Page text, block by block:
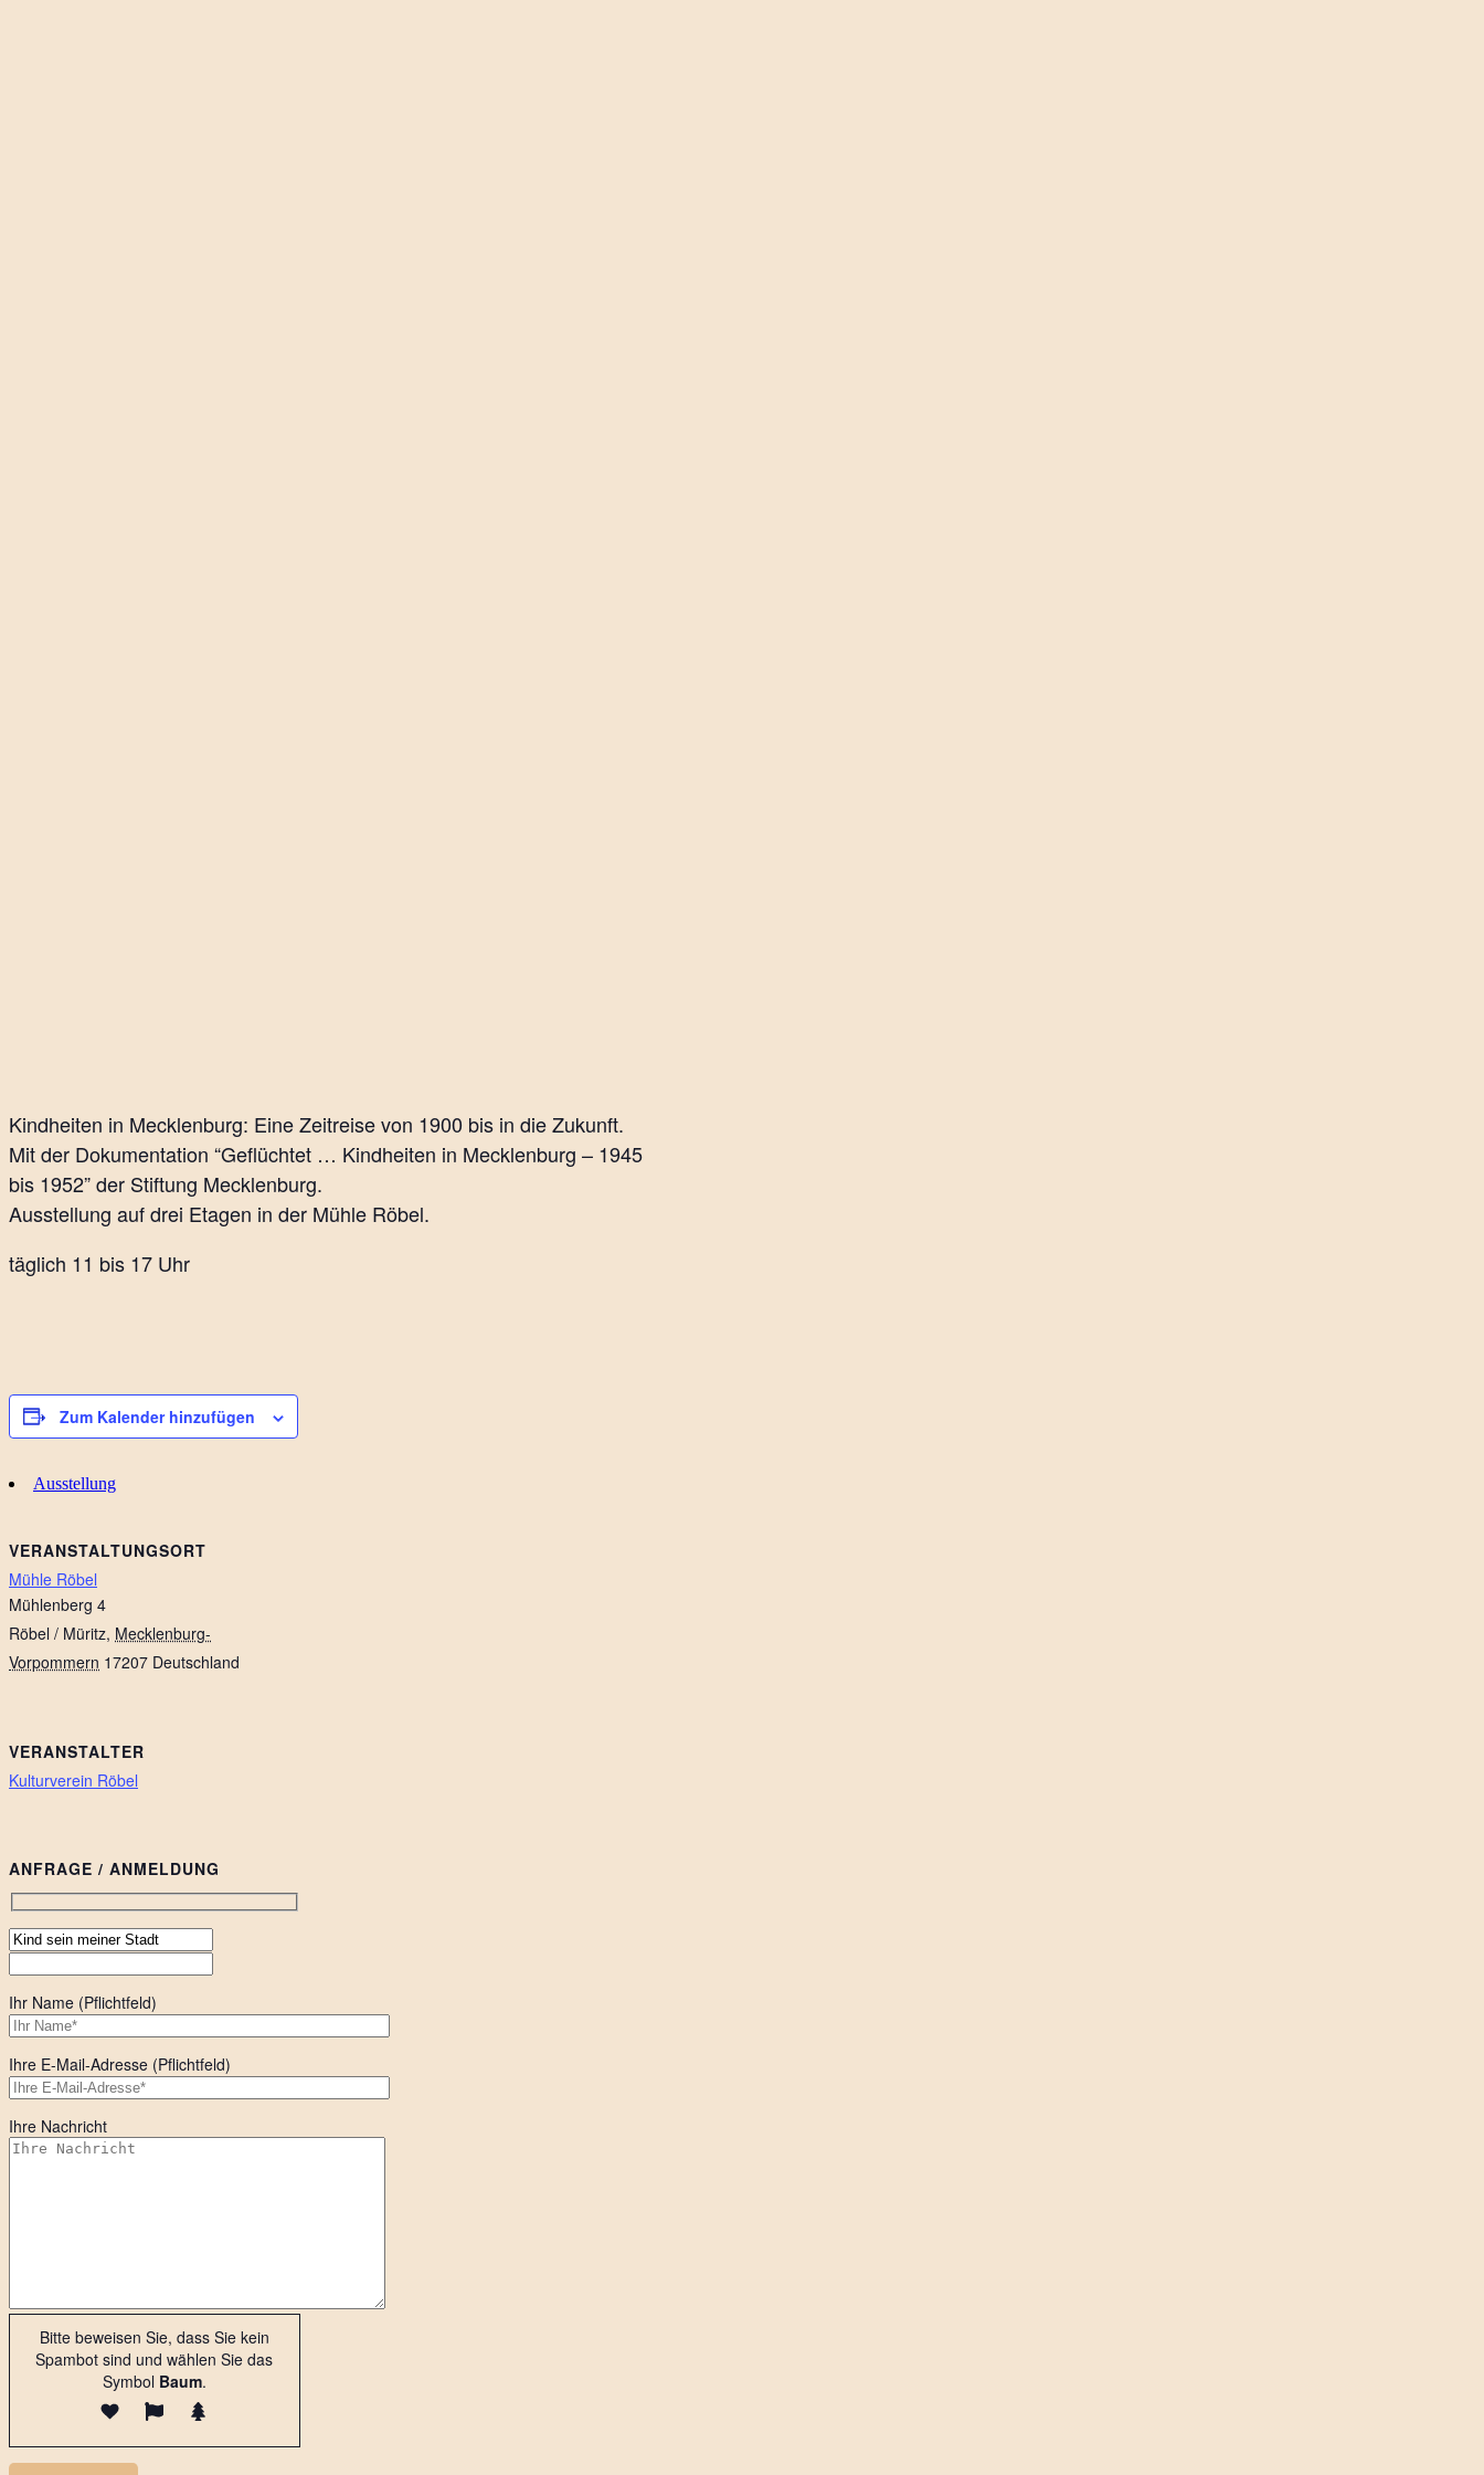
Kindheiten in Mecklenburg: Eine Zeitreise von 1900 bis in die Zukunft.
Mit der Dokumentation “Geflüchtet … Kindheiten in Mecklenburg – 1945
bis 1952” der Stiftung Mecklenburg.
Ausstellung auf drei Etagen in der Mühle Röbel.
täglich 11 bis 17 Uhr
Zum Kalender hinzufügen
Ausstellung
VERANSTALTUNGSORT
Mühle Röbel
Mühlenberg 4
Röbel / Müritz, Mecklenburg-
Vorpommern 17207 Deutschland
VERANSTALTER
Kulturverein Röbel
ANFRAGE / ANMELDUNG
Ihr Name (Pflichtfeld)
Ihre E-Mail-Adresse (Pflichtfeld)
Ihre Nachricht
Bitte beweisen Sie, dass Sie kein
Spambot sind und wählen Sie das
SymbolBaum.